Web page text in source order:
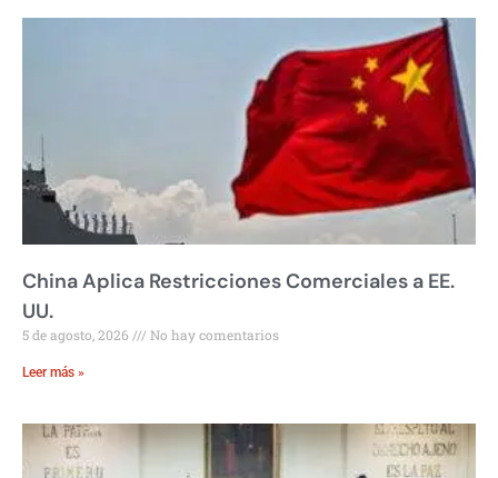
China Aplica Restricciones Comerciales a EE.
UU.
5 de agosto, 2026 No hay comentarios
Leer más »